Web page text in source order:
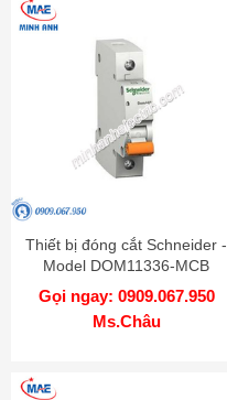
Thiết bị đóng cắt Schneider -
Model DOM11336-MCB
Gọi ngay: 0909.067.950
Ms.Châu